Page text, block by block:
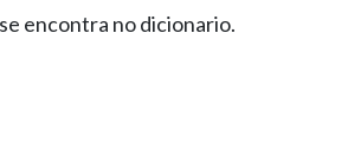
FIGURAS HOMENAXEADAS
encontra no dicionario.